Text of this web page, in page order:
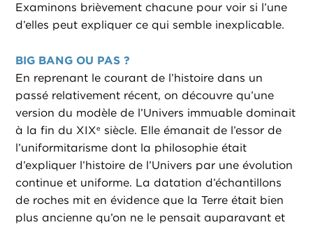
Examinons brièvement chacune pour voir si l’une
d’elles peut expliquer ce qui semble inexplicable.
BIG BANG OU PAS ?
En reprenant le courant de l’histoire dans un
passé relativement récent, on découvre qu’une
version du modèle de l’Univers immuable dominait
à la fin du XIXe siècle. Elle émanait de l’essor de
l’uniformitarisme dont la philosophie était
d’expliquer l’histoire de l’Univers par une évolution
continue et uniforme. La datation d’échantillons
de roches mit en évidence que la Terre était bien
plus ancienne qu’on ne le pensait auparavant et